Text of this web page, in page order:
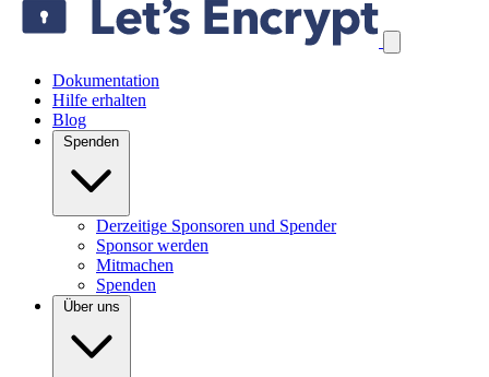
Dokumentation
Hilfe erhalten
Blog
Spenden
Derzeitige Sponsoren und Spender
Sponsor werden
Mitmachen
Spenden
Über uns